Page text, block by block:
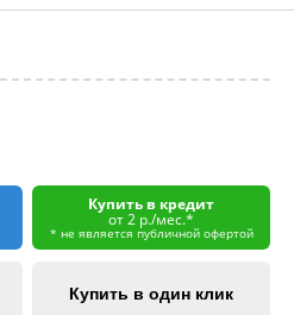
Купить в кредит
от 2 р./мес.*
* не является публичной офертой
Купить в один клик